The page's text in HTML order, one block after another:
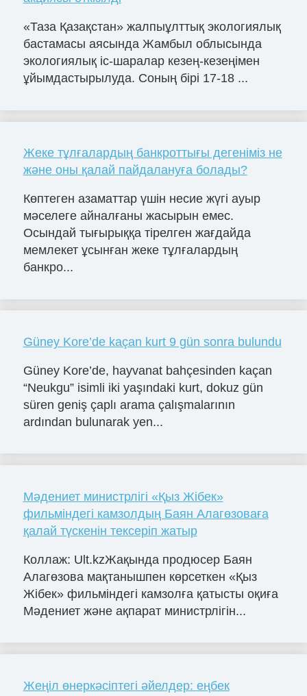
«Таза Қазақстан» жалпыұлттық экологиялық
бастамасы аясында Жамбыл облысында
экологиялық іс-шаралар кезең-кезеңімен
ұйымдастырылуда. Соның бірі 17-18 ...
Жеке тұлғалардың банкроттығы дегеніміз не
және оны қалай пайдалануға болады?
Көптеген азаматтар үшін несие жүгі ауыр
мәселеге айналғаны жасырын емес.
Осындай тығырыққа тірелген жағдайда
мемлекет ұсынған жеке тұлғалардың
банкро...
Güney Kore’de kaçan kurt 9 gün sonra bulundu
Güney Kore’de, hayvanat bahçesinden kaçan
“Neukgu” isimli iki yaşındaki kurt, dokuz gün
süren geniş çaplı arama çalışmalarının
ardından bulunarak yen...
Мәдениет министрлігі «Қыз Жібек»
фильміндегі камзолдың Баян Алагөзоваға
қалай түскенін тексеріп жатыр
Коллаж: Ult.kzЖақында продюсер Баян
Алагөзова мақтанышпен көрсеткен «Қыз
Жібек» фильміндегі камзолға қатысты оқиға
Мәдениет және ақпарат министрлігін...
Жеңіл өнеркәсіптегі әйелдер: еңбек